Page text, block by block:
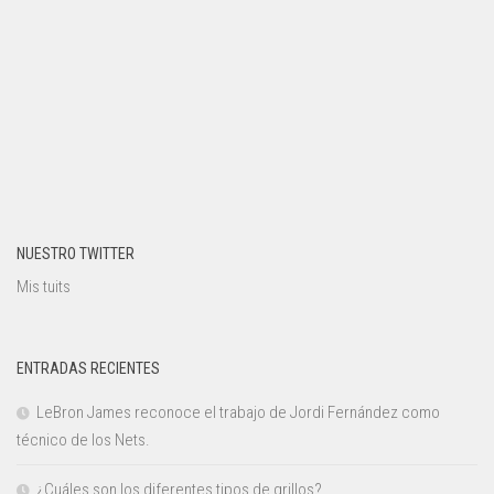
NUESTRO TWITTER
Mis tuits
ENTRADAS RECIENTES
LeBron James reconoce el trabajo de Jordi Fernández como
técnico de los Nets.
¿Cuáles son los diferentes tipos de grillos?